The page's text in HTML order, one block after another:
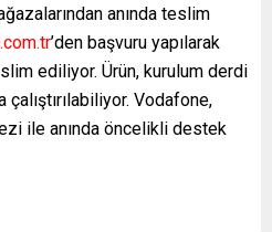
anında teslim
’den başvuru yapılarak
ediliyor. Ürün, kurulum derdi
çalıştırılabiliyor. Vodafone,
ile anında öncelikli destek